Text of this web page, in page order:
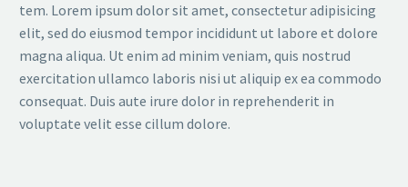
tem. Lorem ipsum dolor sit amet, consectetur adipisicing
elit, sed do eiusmod tempor incididunt ut labore et dolore
magna aliqua. Ut enim ad minim veniam, quis nostrud
exercitation ullamco laboris nisi ut aliquip ex ea commodo
consequat. Duis aute irure dolor in reprehenderit in
voluptate velit esse cillum dolore.